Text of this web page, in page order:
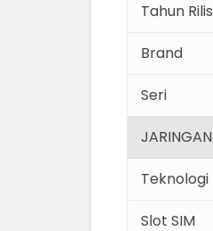
Tahun Rilis
Brand
Seri
JARINGAN
Teknologi
Slot SIM